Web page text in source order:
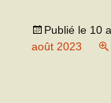
Publié le 10
août 2023